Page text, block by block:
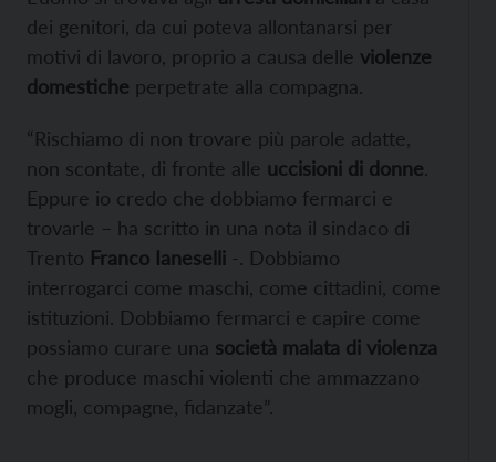
dei genitori, da cui poteva allontanarsi per
motivi di lavoro, proprio a causa delle violenze
domestiche perpetrate alla compagna.
“Rischiamo di non trovare più parole adatte,
non scontate, di fronte alle uccisioni di donne.
Eppure io credo che dobbiamo fermarci e
trovarle – ha scritto in una nota il sindaco di
Trento Franco Ianeselli -. Dobbiamo
interrogarci come maschi, come cittadini, come
istituzioni. Dobbiamo fermarci e capire come
possiamo curare una società malata di violenza
che produce maschi violenti che ammazzano
mogli, compagne, fidanzate”.